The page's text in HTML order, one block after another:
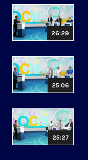
26:29
25:06
25:27